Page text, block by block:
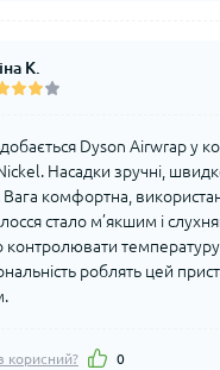
К.
Dyson Airwrap у
Насадки зручні,
Вага комфортна,
стало м’якшим і
контролювати
роблять цей
корисний? 0